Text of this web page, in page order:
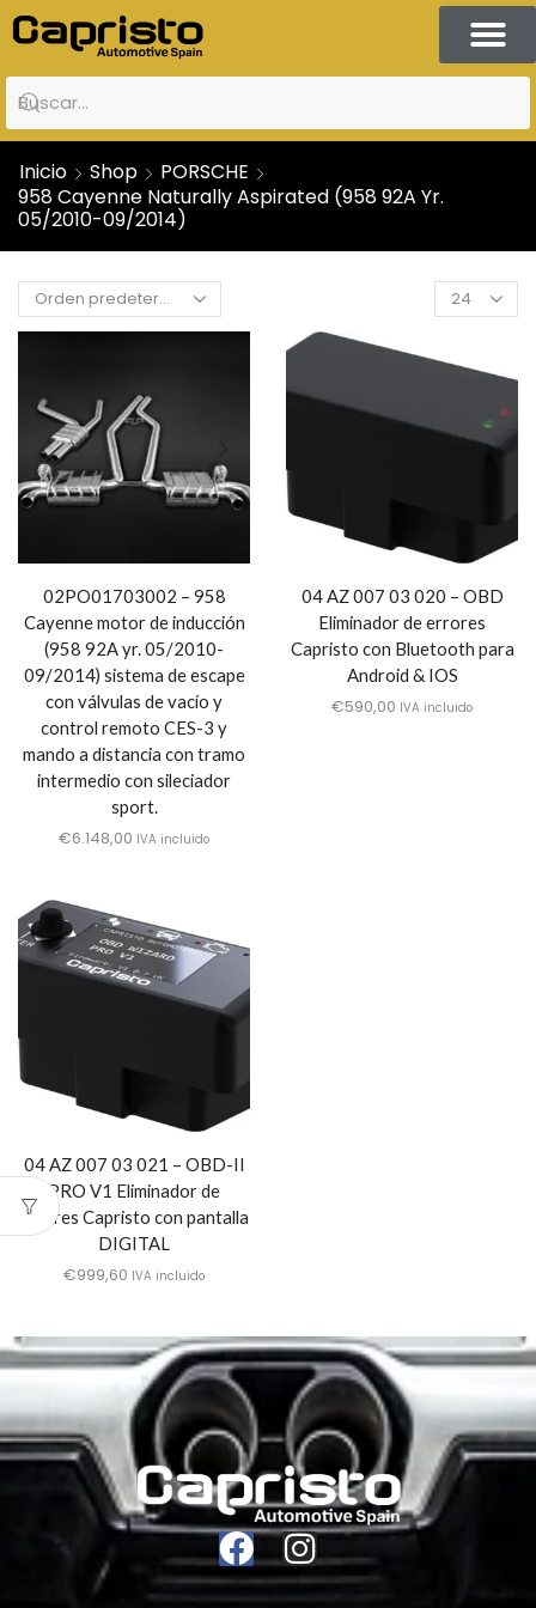
Inicio Shop
PORSCHE
958 Cayenne Naturally Aspirated (958 92A Yr.
05/2010-09/2014)
02PO01703002 – 958
Cayenne motor de inducción
(958 92A yr. 05/2010-
09/2014) sistema de escape
con válvulas de vacío y
control remoto CES-3 y
mando a distancia con tramo
intermedio con sileciador
sport.
€6.148,00 IVA incluido
04 AZ 007 03 020 – OBD
Eliminador de errores
Capristo con Bluetooth para
Android & IOS
€590,00 IVA incluido
04 AZ 007 03 021 – OBD-II
PRO V1 Eliminador de
errores Capristo con pantalla
DIGITAL
€999,60 IVA incluido